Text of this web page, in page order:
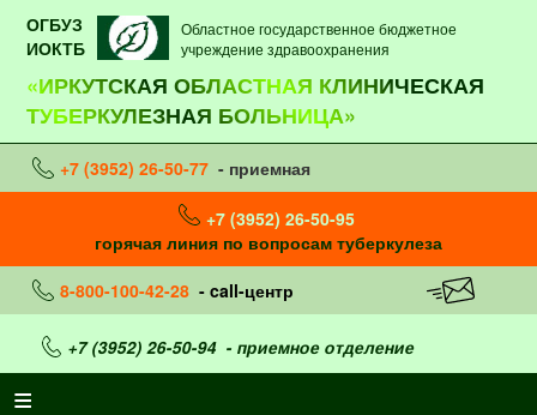
ОГБУЗ
ИОКТБ
Областное государственное бюджетное
учреждение здравоохранения
«ИРКУТСКАЯ ОБЛАСТНАЯ КЛИНИЧЕСКАЯ
ТУБЕРКУЛЕЗНАЯ БОЛЬНИЦА»
+7 (3952) 26-50-77 - приемная
+7 (3952) 26-50-95
горячая линия по вопросам туберкулеза
8-800-100-42-28 - call-центр
+7 (3952) 26-50-94- приемное отделение